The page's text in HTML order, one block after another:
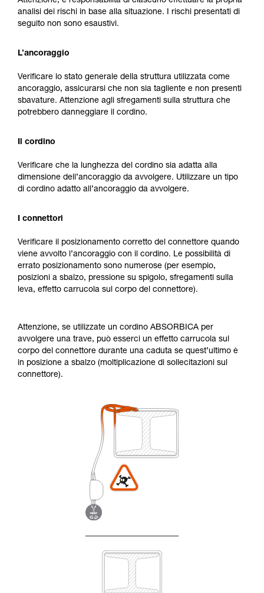
analisi dei rischi in base alla situazione. I rischi presentati di
seguito non sono esaustivi.
L’ancoraggio
Verificare lo stato generale della struttura utilizzata come
ancoraggio, assicurarsi che non sia tagliente e non presenti
sbavature. Attenzione agli sfregamenti sulla struttura che
potrebbero danneggiare il cordino.
Il cordino
Verificare che la lunghezza del cordino sia adatta alla
dimensione dell’ancoraggio da avvolgere. Utilizzare un tipo
di cordino adatto all’ancoraggio da avvolgere.
I connettori
Verificare il posizionamento corretto del connettore quando
viene avvolto l’ancoraggio con il cordino. Le possibilità di
errato posizionamento sono numerose (per esempio,
posizioni a sbalzo, pressione su spigolo, sfregamenti sulla
leva, effetto carrucola sul corpo del connettore).
Attenzione, se utilizzate un cordino ABSORBICA per
avvolgere una trave, può esserci un effetto carrucola sul
corpo del connettore durante una caduta se quest’ultimo è
in posizione a sbalzo (moltiplicazione di sollecitazioni sul
connettore).